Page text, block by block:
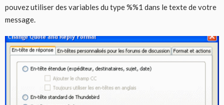
pouvez utiliser des variables du type %%1 dans le texte de votre
message.